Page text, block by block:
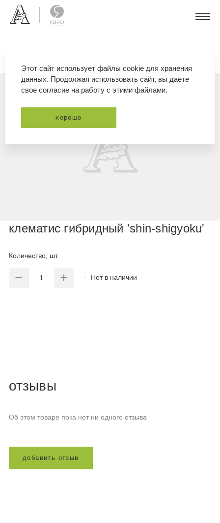
клематис гибридный 'shin-shigyoku'
Количество, шт.
Нет в наличии
отзывы
Об этом товаре пока нет ни одного отзыва
добавит ь отз ыв
Этот сайт использует файлы cookie для хранения
данных. Продолжая использовать сайт, вы даете
свое согласие на работу с этими файлами.
хорошо